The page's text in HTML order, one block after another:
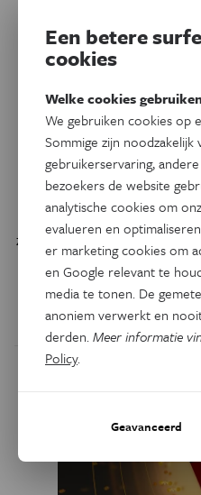
Oorzaak
Scherpe structuren die
zetten een rem op de
metaalbatterijen.
DoorMelissa
Een betere
cookies
Welke cookies
We gebruiken cookies op
Sommige zijn
gebruikerservaring,
bezoekers de website
analytische cookies om
evalueren en
er marketing cookies om
en Google relevant te
media te tonen. De
anoniem verwerkt en
derden.Meer informatie
Policy.
Geavanceerd